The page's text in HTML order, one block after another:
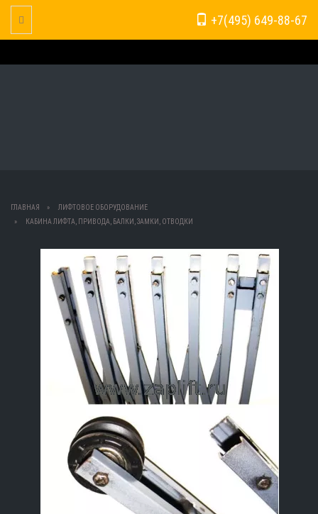
+7(495) 649-88-67
Toggle Navigation
ГЛАВНАЯ
ЛИФТОВОЕ ОБОРУДОВАНИЕ
КАБИНА ЛИФТА, ПРИВОДА, БАЛКИ, ЗАМКИ, ОТВОДКИ